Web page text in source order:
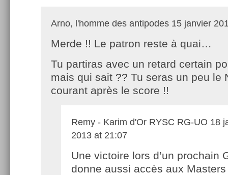
Arno, l'homme des antipodes 15 janvier
Merde !! Le patron reste à quai…
Tu partiras avec un retard certain
mais qui sait ?? Tu seras un peu le
courant après le score !!
Remy - Karim d'Or RYSC RG-UO 18
2013 at 21:07
Une victoire lors d’un prochain
donne aussi accès aux Masters